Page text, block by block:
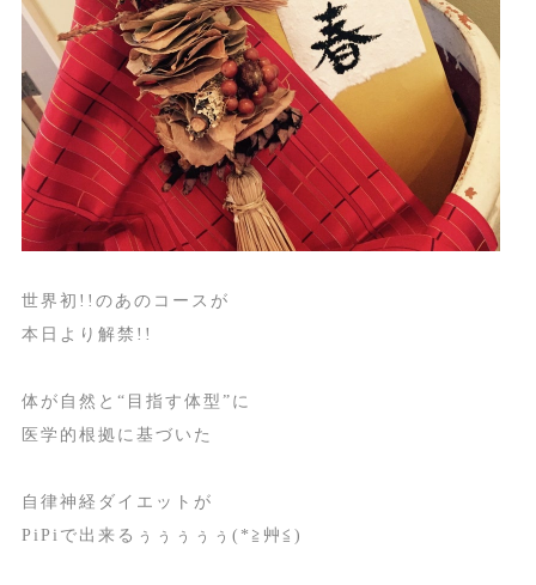
世界初!!のあのコースが
本日より解禁!!
体が自然と“目指す体型”に
医学的根拠に基づいた
自律神経ダイエットが
PiPiで出来るぅぅぅぅぅ(*≧艸≦)